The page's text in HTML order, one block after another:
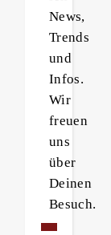
News,
Trends
und
Infos.
Wir
freuen
uns
über
Deinen
Besuch.